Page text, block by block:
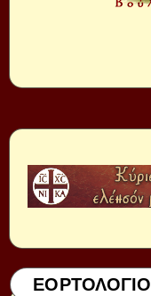
ΕΟΡΤΟΛΟΓΙΟ